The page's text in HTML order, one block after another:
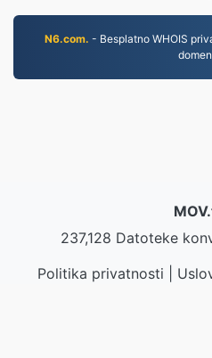
N6.com. - Besplatno WHOIS
237,128 Datoteke
Politika privatnosti